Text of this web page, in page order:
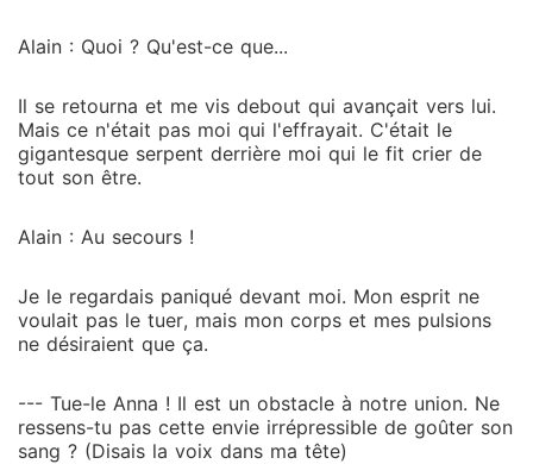
Alain : Quoi ? Qu'est-ce que...
Il se retourna et me vis debout qui avançait vers lui.
Mais ce n'était pas moi qui l'effrayait. C'était le
gigantesque serpent derrière moi qui le fit crier de
tout son être.
Alain : Au secours !
Je le regardais paniqué devant moi. Mon esprit ne
voulait pas le tuer, mais mon corps et mes pulsions
ne désiraient que ça.
--- Tue-le Anna ! Il est un obstacle à notre union. Ne
ressens-tu pas cette envie irrépressible de goûter son
sang ? (Disais la voix dans ma tête)